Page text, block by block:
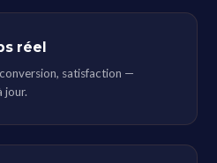
réel
satisfaction —
jour.